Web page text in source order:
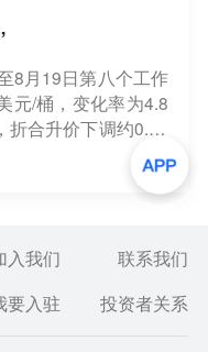
8月19日第八个工作
元/桶，变化率为4.8
合升价下调约0.20
，国内成品油呈现下
入我们
联系我们
入驻 投资者关系